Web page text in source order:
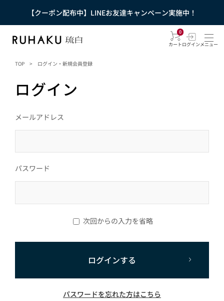
【クーポン配布中】LINEお友達キャンペーン実施中！
0
カートログインメニュー
TOP > ログイン・新規会員登録
ログイン
メールアドレス
パスワード
次回からの入力を省略
ログインする
パスワードを忘れた方はこちら